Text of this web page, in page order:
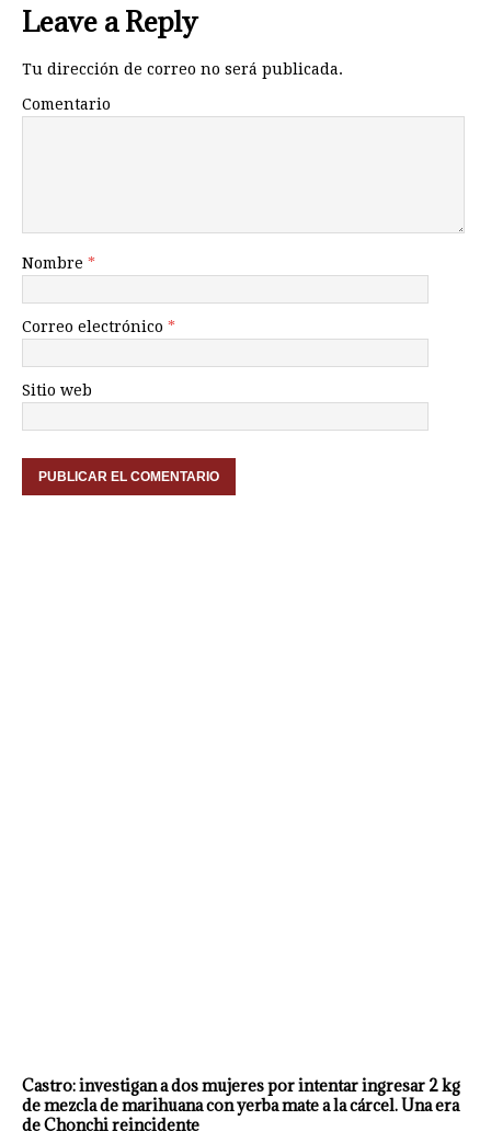
Leave a Reply
Tu dirección de correo no será publicada.
Comentario
Nombre *
Correo electrónico *
Sitio web
Castro: investigan a dos mujeres por intentar ingresar 2 kg
de mezcla de marihuana con yerba mate a la cárcel. Una era
de Chonchi reincidente